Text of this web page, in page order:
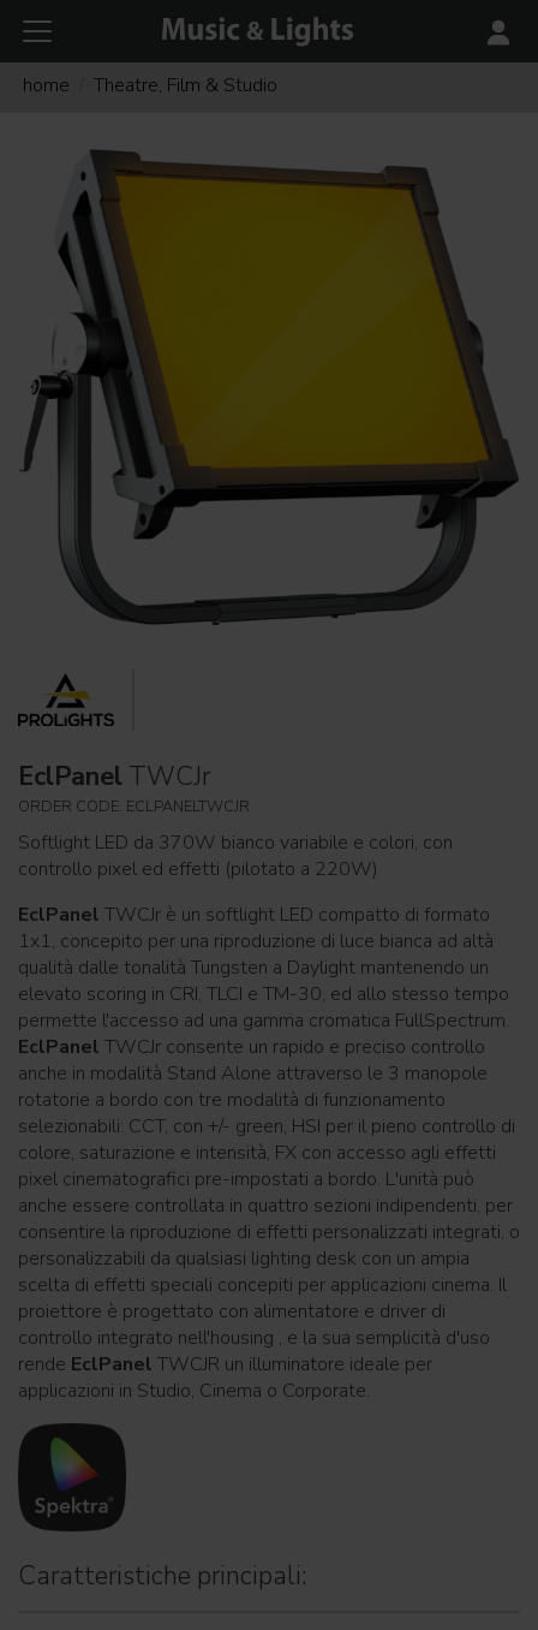
home Theatre, Film & Studio
EclPanel TWCJr
ORDER CODE: ECLPANELTWCJR
Softlight LED da 370W bianco variabile e colori, con
controllo pixel ed effetti (pilotato a 220W)
EclPanel TWCJr è un softlight LED compatto di formato
1x1, concepito per una riproduzione di luce bianca ad altà
qualità dalle tonalità Tungsten a Daylight mantenendo un
elevato scoring in CRI, TLCI e TM-30, ed allo stesso tempo
permette l'accesso ad una gamma cromatica FullSpectrum.
EclPanel TWCJr consente un rapido e preciso controllo
anche in modalità Stand Alone attraverso le 3 manopole
rotatorie a bordo con tre modalità di funzionamento
selezionabili: CCT, con +/- green, HSI per il pieno controllo di
colore, saturazione e intensità, FX con accesso agli effetti
pixel cinematografici pre-impostati a bordo. L'unità può
anche essere controllata in quattro sezioni indipendenti, per
consentire la riproduzione di effetti personalizzati integrati, o
personalizzabili da qualsiasi lighting desk con un ampia
scelta di effetti speciali concepiti per applicazioni cinema. Il
proiettore è progettato con alimentatore e driver di
controllo integrato nell'housing , e la sua semplicità d'uso
rende EclPanel TWCJR un illuminatore ideale per
applicazioni in Studio, Cinema o Corporate.
Caratteristiche principali: